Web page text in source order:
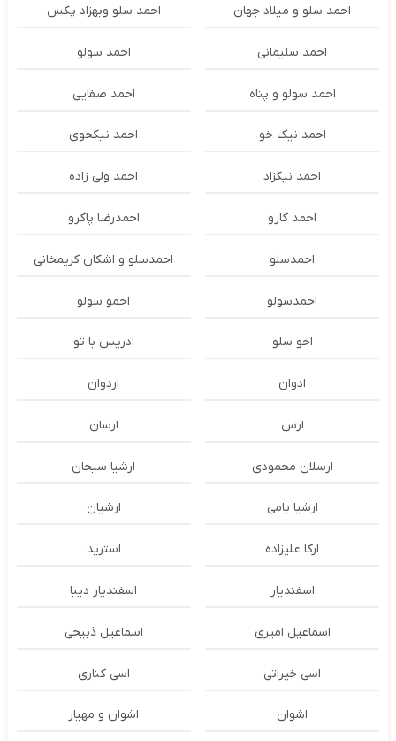
احمد سلو و میلاد جهان احمد سلو وبهزاد پکس
احمد سلیمانی احمد سولو
احمد سولو و پناه احمد صفایی
احمد نیک خو احمد نیکخوی
احمد نیکزاد احمد ولی زاده
احمد کارو احمدرضا پاکرو
احمدسلو احمدسلو و اشکان کریمخانی
احمدسولو احمو سولو
احو سلو ادریس با تو
ادوان اردوان
ارس ارسان
ارسلان محمودی ارشیا سبحان
ارشیا یامی ارشیان
ارکا علیزاده استرید
اسفندیار اسفندیار دیبا
اسماعیل امیری اسماعیل ذبیحی
اسی خیراتی اسی کناری
اشوان اشوان و مهیار